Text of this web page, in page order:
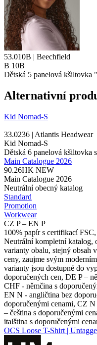
53.010B | Beechfield
B 10B
Dětská 5 panelová kšiltovka
Alternativní
Kid Nomad-S
33.0236 | Atlantis Headwear
Kid Nomad-S
Dětská 6 panelová kšiltovka
Main Catalogue 2026
90.26HK NEW
Main Catalogue 2026
Neutrální obecný katalog
Standard
Promotion
Workwear
CZ P – EN P
100% papír s certifikací FSC,
Neutrální kompletní katalog,
varianty obalu, stejný obsah
ceny, zaujme svým
varianty jsou dostupné do
doporučených cen, DE P –
CHF - němčina s
EN N - angličtina bez
doporučenými cenami, CZ
– čeština s doporučenými
italština s doporučenými
OCS Loose T-Shirt |